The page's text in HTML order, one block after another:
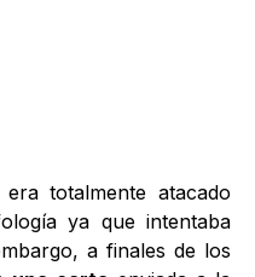
totalmente atacado
ya que intentaba
a finales de los